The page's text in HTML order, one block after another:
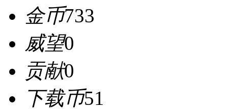
金币733
威望0
贡献0
下载币51